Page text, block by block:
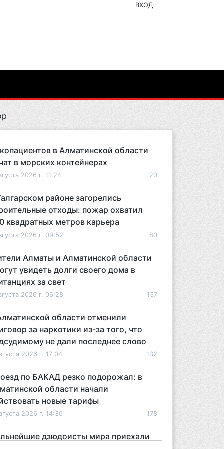
ВХОД
в Алматинской области
в морских контейнерах
2026 г. 11:24 20
районе загорелись
отходы: пожар охватил
квадратных метров карьера
2026 г. 09:52 80
Алматы и Алматинской области
увидеть долги своего дома в
за свет
2026 г. 06:28 137
области отменили
за наркотики из-за того, что
не дали последнее слово
2026 г. 17:04 132
по БАКАД резко подорожал: в
области начали
новые тарифы
2026 г. 14:36 178
дзюдоисты мира приехали